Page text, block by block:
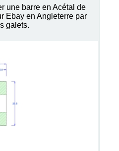
une barre en Acétal de
Ebay en Angleterre par
galets.